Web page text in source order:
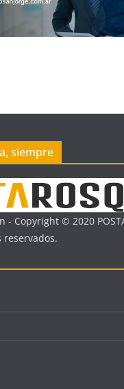
siempre
- Copyright © 2020
reservados.